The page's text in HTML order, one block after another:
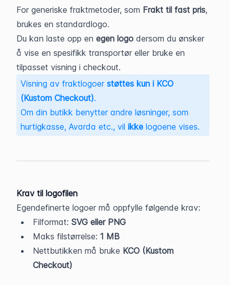
For generiske fraktmetoder, som Frakt til fast pris,
brukes en standardlogo.
Du kan laste opp en egen logo dersom du ønsker
å vise en spesifikk transportør eller bruke en
tilpasset visning i checkout.
Visning av fraktlogoer støttes kun i KCO
(Kustom Checkout).
Om din butikk benytter andre løsninger, som
hurtigkasse, Avarda etc., vil ikke logoene vises.
Krav til logofilen
Egendefinerte logoer må oppfylle følgende krav:
Filformat: SVG eller PNG
Maks filstørrelse: 1 MB
Nettbutikken må bruke KCO (Kustom
Checkout)